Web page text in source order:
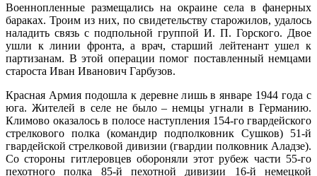
Военнопленные размещались на окраине села в фанерных
бараках. Троим из них, по свидетельству старожилов, удалось
наладить связь с подпольной группой И. П. Горского. Двое
ушли к линии фронта, а врач, старший лейтенант ушел к
партизанам. В этой операции помог поставленный немцами
староста Иван Иванович Гарбузов.
Красная Армия подошла к деревне лишь в январе 1944 года с
юга. Жителей в селе не было – немцы угнали в Германию.
Климово оказалось в полосе наступления 154-го гвардейского
стрелкового полка (командир подполковник Сушков) 51-й
гвардейской стрелковой дивизии (гвардии полковник Аладзе).
Со стороны гитлеровцев обороняли этот рубеж части 55-го
пехотного полка 85-й пехотной дивизии 16-й немецкой